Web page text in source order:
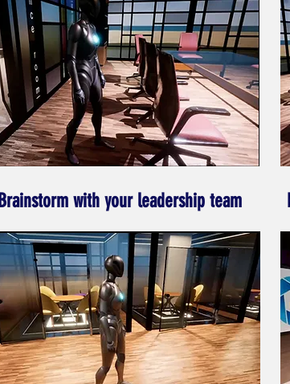
Brainstorm with your leadership team